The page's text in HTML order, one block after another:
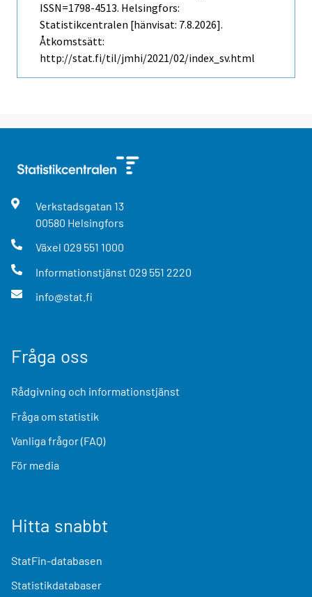
ISSN=1798-4513. Helsingfors:
Statistikcentralen [hänvisat: 7.8.2026].
Åtkomstsätt:
http://stat.fi/til/jmhi/2021/02/index_sv.html
Verkstadsgatan 13
00580 Helsingfors
Växel 029 551 1000
Informationstjänst 029 551 2220
info@stat.fi
Fråga oss
Rådgivning och informationstjänst
Fråga om statistik
Vanliga frågor (FAQ)
För media
Hitta snabbt
StatFin-databasen
Statistikdatabaser